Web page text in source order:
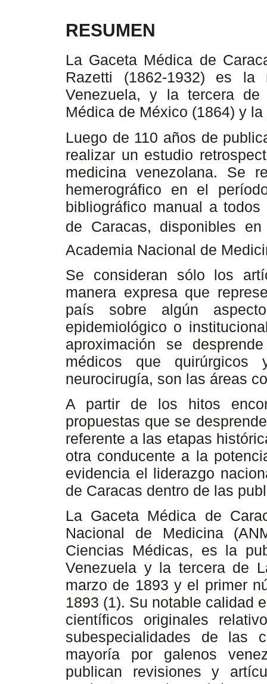
RESUMEN
La Gaceta Médica de
Razetti (1862-1932) es la
Venezuela, y la tercera
Médica de México (1864) y
Luego de 110 años de
realizar un estudio
medicina venezolana. Se
hemerográfico en el
bibliográfico manual a
de Caracas, disponibles en
Academia Nacional de
Se consideran sólo los
manera expresa que
país sobre algún
epidemiológico o
aproximación se
médicos que
neurocirugía, son las áreas
A partir de los hitos
propuestas que se
referente a las etapas
otra conducente a la
evidencia el liderazgo
de Caracas dentro de las
La Gaceta Médica de
Nacional de Medicina
Ciencias Médicas, es la
Venezuela y la tercera de
marzo de 1893 y el primer
1893 (1). Su notable calidad
científicos originales
subespecialidades de las
mayoría por galenos
publican revisiones y